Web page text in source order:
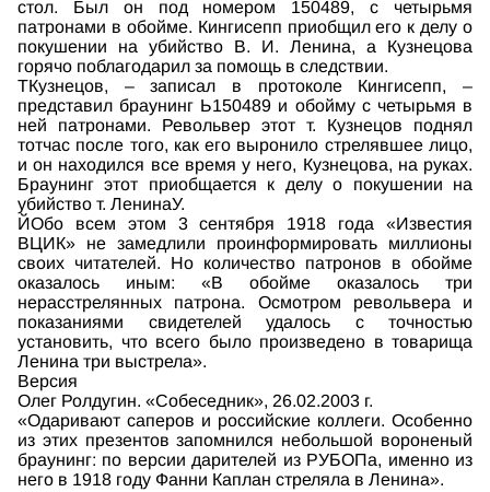
стол. Был он под номером 150489, с четырьмя
патронами в обойме. Кингисепп приобщил его к делу о
покушении на убийство В. И. Ленина, а Кузнецова
горячо поблагодарил за помощь в следствии.
ТКузнецов, – записал в протоколе Кингисепп, –
представил браунинг Ь150489 и обойму с четырьмя в
ней патронами. Револьвер этот т. Кузнецов поднял
тотчас после того, как его выронило стрелявшее лицо,
и он находился все время у него, Кузнецова, на руках.
Браунинг этот приобщается к делу о покушении на
убийство т. ЛенинаУ.
ЙОбо всем этом 3 сентября 1918 года «Известия
ВЦИК» не замедлили проинформировать миллионы
своих читателей. Но количество патронов в обойме
оказалось иным: «В обойме оказалось три
нерасстрелянных патрона. Осмотром револьвера и
показаниями свидетелей удалось с точностью
установить, что всего было произведено в товарища
Ленина три выстрела».
Версия
Олег Ролдугин. «Собеседник», 26.02.2003 г.
«Одаривают саперов и российские коллеги. Особенно
из этих презентов запомнился небольшой вороненый
браунинг: по версии дарителей из РУБОПа, именно из
него в 1918 году Фанни Каплан стреляла в Ленина».